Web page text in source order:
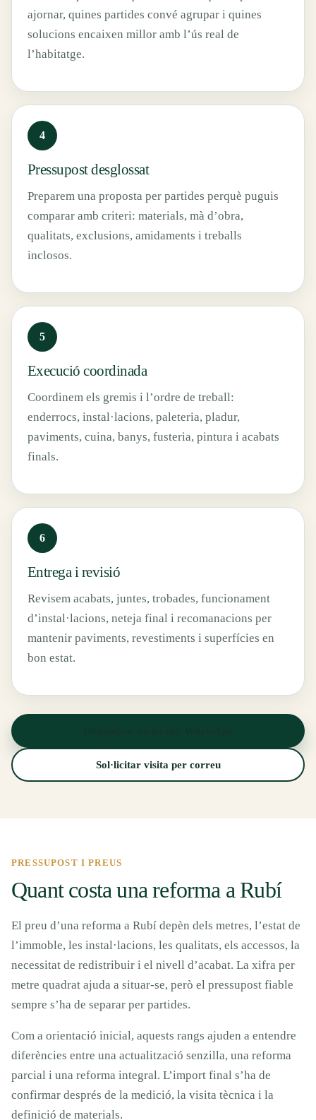
ajornar, quines partides convé agrupar i quines
solucions encaixen millor amb l’ús real de
l’habitatge.
Pressupost desglossat
Preparem una proposta per partides perquè puguis
comparar amb criteri: materials, mà d’obra,
qualitats, exclusions, amidaments i treballs
inclosos.
Execució coordinada
Coordinem els gremis i l’ordre de treball:
enderrocs, instal·lacions, paleteria, pladur,
paviments, cuina, banys, fusteria, pintura i acabats
finals.
Entrega i revisió
Revisem acabats, juntes, trobades, funcionament
d’instal·lacions, neteja final i recomanacions per
mantenir paviments, revestiments i superfícies en
bon estat.
Sol·licitar visita per correu
PRESSUPOST I PREUS
Quant costa una reforma a Rubí
El preu d’una reforma a Rubí depèn dels metres, l’estat de
l’immoble, les instal·lacions, les qualitats, els accessos, la
necessitat de redistribuir i el nivell d’acabat. La xifra per
metre quadrat ajuda a situar-se, però el pressupost fiable
sempre s’ha de separar per partides.
Com a orientació inicial, aquests rangs ajuden a entendre
diferències entre una actualització senzilla, una reforma
parcial i una reforma integral. L’import final s’ha de
confirmar després de la medició, la visita tècnica i la
definició de materials.